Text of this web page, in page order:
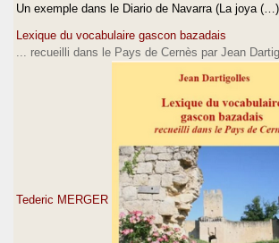
Un exemple dans le Diario de Navarra (La joya (…)
Lexique du vocabulaire gascon bazadais
... recueilli dans le Pays de Cernès par Jean
Tederic MERGER